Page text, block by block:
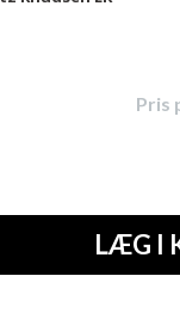
Pris
LÆG I